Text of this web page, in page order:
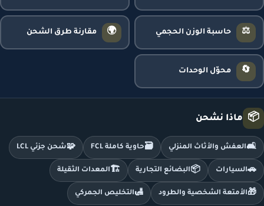
⚖️ حاسبة الوزن الحجمي 🌍 مقارنة طرق الشحن
🔄 محوّل الوحدات
📦 ماذا نشحن
🛋️العفش والأثاث المنزلي 🗃️حاوية كاملة FCL 🧩شحن جزئي LCL
🚗السيارات 📦البضائع التجارية 🏗️ المعدات الثقيلة
🎁الأمتعة الشخصية والطرود 🛃التخليص الجمركي